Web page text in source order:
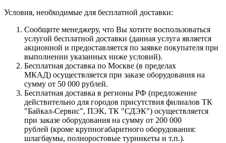
Условия, необходимые для бесплатной доставки:
Сообщите менеджеру, что Вы хотите воспользоваться
услугой бесплатной доставки (данная услуга является
акционной и предоставляется по заявке покупателя при
выполнении указанных ниже условий).
Бесплатная доставка по Москве (в пределах
МКАД) осуществляется при заказе оборудования на
сумму от 50 000 рублей.
Бесплатная доставка в регионы РФ (предложение
действительно для городов присутствия филиалов ТК
"Байкал-Сервис", ПЭК, ТК "СДЭК") осуществляется
при заказе оборудования на сумму от 200 000
рублей (кроме крупногабаритного оборудования:
шлагбаумы, полноростовые турникеты и т.п.).